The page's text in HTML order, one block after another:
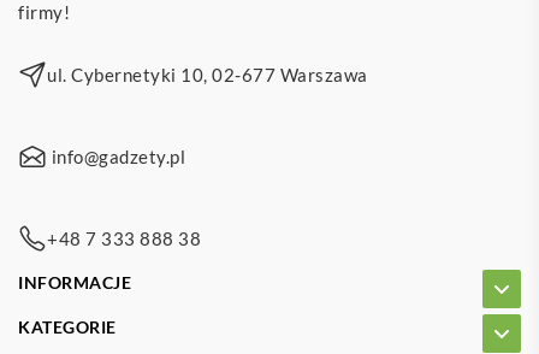
firmy!
ul. Cybernetyki 10, 02-677 Warszawa
info@gadzety.pl
+48 7 333 888 38
INFORMACJE
KATEGORIE